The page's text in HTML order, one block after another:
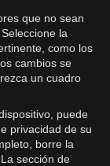
que no sean
la
como los
cambios se
un cuadro
puede
privacidad de su
borre la
sección de